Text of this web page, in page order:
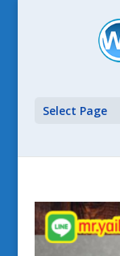
Select Page